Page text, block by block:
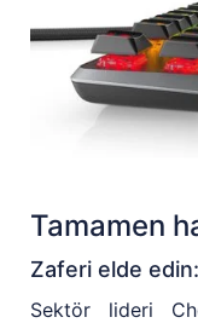
Tamamen
Zaferi elde edin:
Sektör lideri